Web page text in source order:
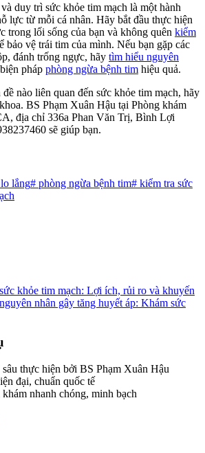
duy trì sức khỏe tim mạch là một hành
lực từ mỗi cá nhân. Hãy bắt đầu thực hiện
trong lối sống của bạn và không quên kiểm
bảo vệ trái tim của mình. Nếu bạn gặp các
đánh trống ngực, hãy tìm hiểu nguyên
pháp phòng ngừa bệnh tim hiệu quả.
nào liên quan đến sức khỏe tim mạch, hãy
BS Phạm Xuân Hậu tại Phòng khám
địa chỉ 336a Phan Văn Trị, Bình Lợi
sẽ giúp bạn.
lo lắng# phòng ngừa bệnh tim# kiểm tra sức
khỏe tim mạch: Lợi ích, rủi ro và khuyến
nhân gây tăng huyết áp: Khám sức
thực hiện bởi BS Phạm Xuân Hậu
đại, chuẩn quốc tế
nhanh chóng, minh bạch